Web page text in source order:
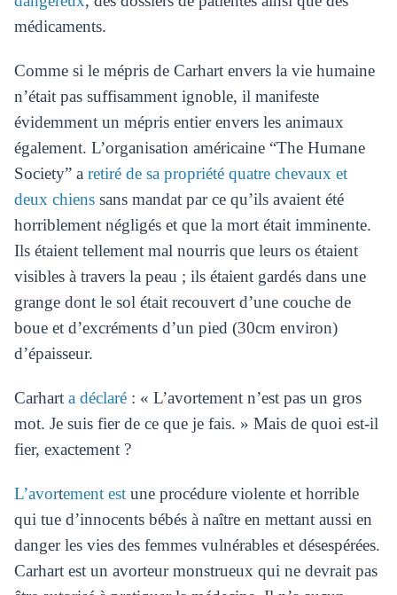
médicaments.
Comme si le mépris de Carhart envers la vie humaine
n’était pas suffisamment ignoble, il manifeste
évidemment un mépris entier envers les animaux
également. L’organisation américaine “The Humane
Society” a retiré de sa propriété quatre chevaux et
deux chienssans mandat par ce qu’ils avaient été
horriblement négligés et que la mort était imminente.
Ils étaient tellement mal nourris que leurs os étaient
visibles à travers la peau ; ils étaient gardés dans une
grange dont le sol était recouvert d’une couche de
boue et d’excréments d’un pied (30cm environ)
d’épaisseur.
Carhart a déclaré: « L’avortement n’est pas un gros
mot. Je suis fier de ce que je fais. » Mais de quoi est-il
fier, exactement ?
L’avortement estune procédure violente et horrible
qui tue d’innocents bébés à naître en mettant aussi en
danger les vies des femmes vulnérables et désespérées.
Carhart est un avorteur monstrueux qui ne devrait pas